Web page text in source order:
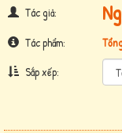
Tác giả:
Tác phẩm:
Sắp xếp: